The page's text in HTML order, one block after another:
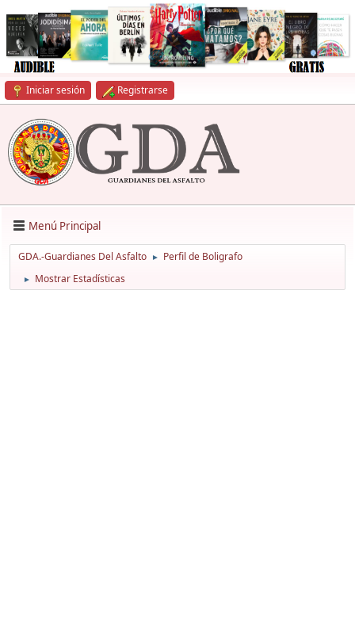
Iniciar sesión Registrarse
Menú Principal
GDA.-Guardianes Del Asfalto ► Perfil de Boligrafo
► Mostrar Estadísticas